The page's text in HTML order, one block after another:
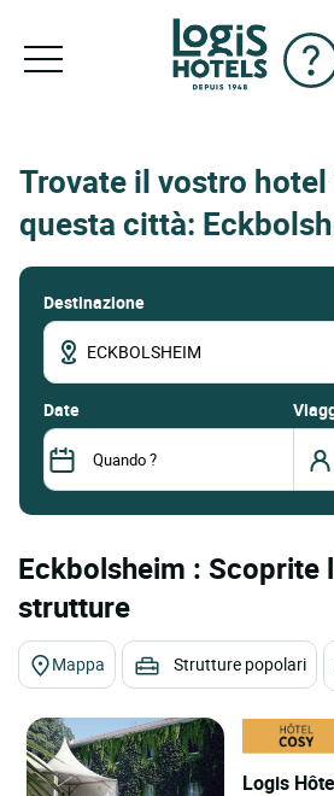
Trovate il vostro hotel
questa città:
Destinazione
date
Eckbolsheim : Scoprite
strutture
Mappa Strutture popolari
Logis